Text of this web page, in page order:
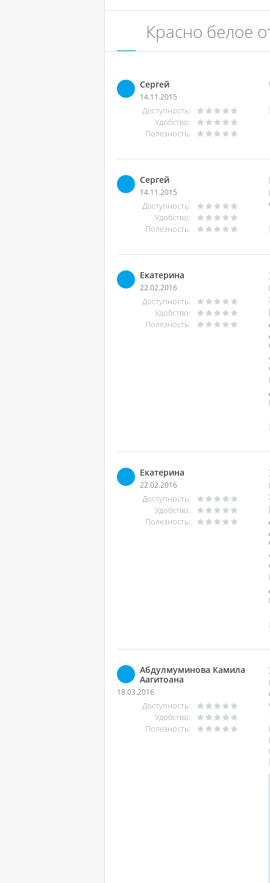
Красно белое
Сергей
14.11.2015
Доступность:
Удобство:
Полезность:
Сергей
14.11.2015
Доступность:
Удобство:
Полезность:
Екатерина
22.02.2016
Доступность:
Удобство:
Полезность:
Екатерина
22.02.2016
Доступность:
Удобство:
Полезность:
Абдулмуминова Камила
Аагитоана
18.03.2016
Доступность:
Удобство:
Полезность: